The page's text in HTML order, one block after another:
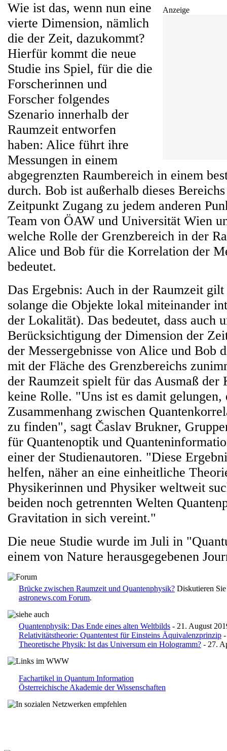
Anzeige
Wie ist das, wenn nun eine
vierte Dimension, nämlich
die der Zeit, dazukommt?
Hierfür kommt die neue
Studie ins Spiel, für die die
Forscherinnen und
Forscher folgendes
Szenario innerhalb der
Raumzeit entworfen
haben: Alice führt ihre
Messungen in einem
abgegrenzten Raumbereich in einem
durch. Bob ist außerhalb dieses
Zeitpunkt Zugang zu jedem anderen
Team von ÖAW und Universität Wien
welche Rolle der Grenzbereich in der
Alice und Bob für die Korrelation der
bedeutet.
Das Ergebnis: Auch in der Raumzeit gilt
solange die Objekte lokal miteinander
der Lokalität). Das bedeutet, dass auch
Berücksichtigung der Dimension der
der Messergebnisse von Alice und Bob
mit der Fläche des Grenzbereichs
der Raumzeit spielt für das Ausmaß der
keine Rolle. "Uns ist es damit
Zusammenhang zwischen
zu finden", sagt Časlav Brukner,
für Quantenoptik und
einer der Studienautoren. "Diese
helfen, näher an eine einheitliche
Physikerinnen und Physiker weltweit
beiden noch getrennten Welten
Gravitation in sich vereint."
Die neue Studie wurde im Juli in
einem von Nature herausgegebenen
Brücke zwischen Raumzeit und Quantenphysik? Diskutieren
astronews.com Forum.
Quantenphysik: Das Ende eines alten Weltbilds - 21. August
Relativitätstheorie: Quantentest für Einsteins Äquivalenzprinzip
Theoretische Physik: Ist das Universum ein Hologramm? - 27.
Fachartikel in Quantum Information
Österreichische Akademie der Wissenschaften